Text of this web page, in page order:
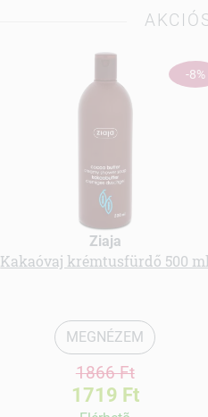
-8%
Ziaja
Kakaóvaj krémtusfürdő 500 ml
MEGNÉZEM
1866 Ft
1719 Ft